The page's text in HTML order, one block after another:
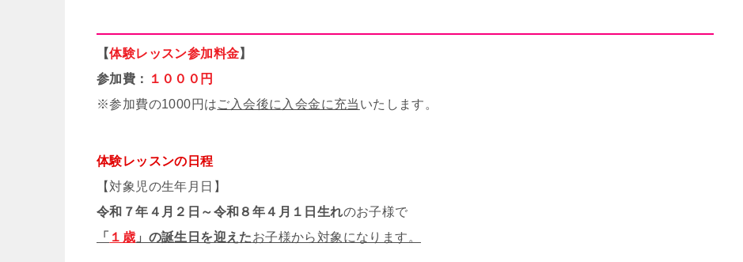
【体験レッスン参加料金】
参加費：
１０００円
※参加費の1000円はご入会後に入会金に充当 いたします。
体験レッスンの日程
【対象児の生年月日】
令和７年４月２日～令和８年４月１日生れのお子様で
「 １歳 」の誕生日を迎えたお子様から対象になります。